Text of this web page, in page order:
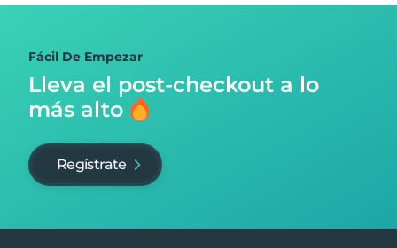
Fácil De Empezar
Lleva el post-checkout a lo
más alto
Regístrate